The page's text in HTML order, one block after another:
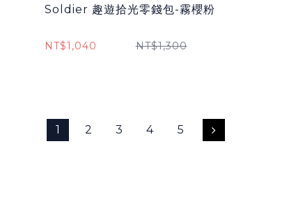
Soldier 趣遊拾光零錢包-霧櫻粉
NT$1,040 NT$1,300
1 2 3 4 5